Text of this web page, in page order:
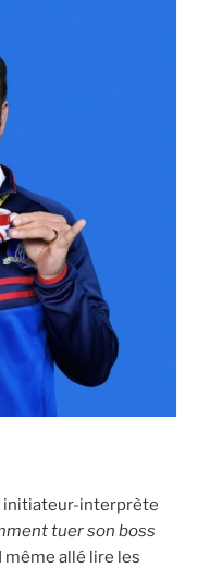
initiateur-interprète
tuer son boss
même allé lire les